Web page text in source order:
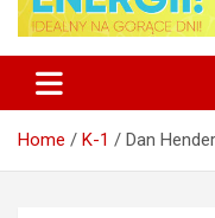
Home K-1 Dan